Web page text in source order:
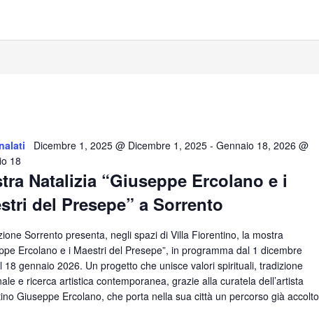
Natalizia “Giuseppe Ercolano e i
del Presepe” a Sorrento
Dicembre 1, 2025 @ Dicembre 1, 2025 -Gennaio 18, 2026 @
18
Sorrento presenta, negli spazi di Villa Fiorentino, la mostra
Ercolano e i Maestri del Presepe”, in programma dal 1 dicembre
18 gennaio 2026. Un progetto che unisce valori spirituali, tradizione
e ricerca artistica contemporanea, grazie alla curatela dell’artista
Giuseppe Ercolano, che porta nella sua città un percorso già accolto